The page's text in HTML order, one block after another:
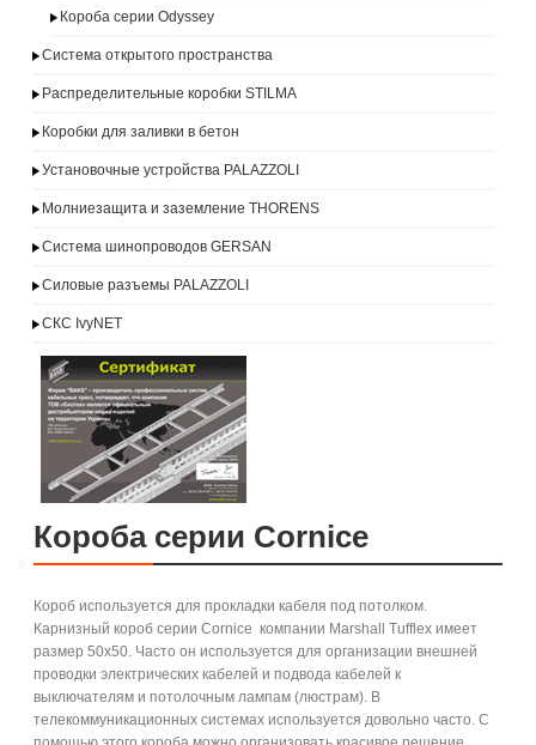
Короба серии Odyssey
Система открытого пространства
Распределительные коробки STILMA
Коробки для заливки в бетон
Установочные устройства PALAZZOLI
Молниезащита и заземление THORENS
Система шинопроводов GERSAN
Силовые разъемы PALAZZOLI
СКС IvyNET
Короба серии Cornice
Короб используется для прокладки кабеля под потолком.
Карнизный короб серии Cornice компании Marshall Tufflex имеет
размер 50х50. Часто он используется для организации внешней
проводки электрических кабелей и подвода кабелей к
выключателям и потолочным лампам (люстрам). В
телекоммуникационных системах используется довольно часто. С